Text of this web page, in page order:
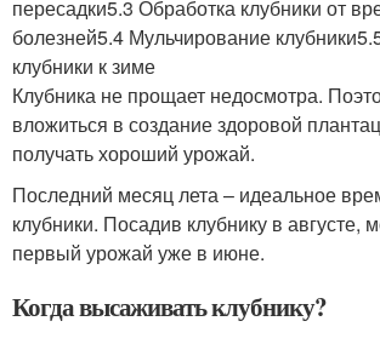
пересадки5.3 Обработка клубники от
болезней5.4 Мульчирование
клубники к зиме
Клубника не прощает недосмотра.
вложиться в создание здоровой
получать хороший урожай.
Последний месяц лета – идеальное
клубники. Посадив клубнику в августе,
первый урожай уже в июне.
Когда высаживать клубнику?